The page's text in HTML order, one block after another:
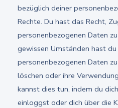
bezüglich deiner
Rechte. Du hast das Recht,
personenbezogenen Daten
gewissen Umständen hast du
personenbezogenen Daten
löschen oder ihre
kannst dies tun, indem du
einloggst oder dich über die